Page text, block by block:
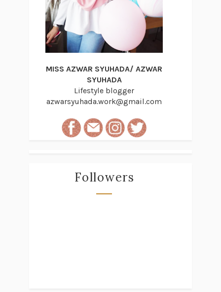
MISS AZWAR SYUHADA/ AZWAR
SYUHADA
Lifestyle blogger
azwarsyuhada.work@gmail.com
Followers